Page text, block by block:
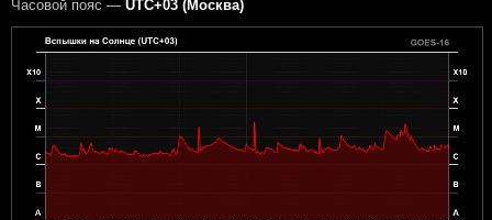
Часовой пояс — UTC+03 (Москва)